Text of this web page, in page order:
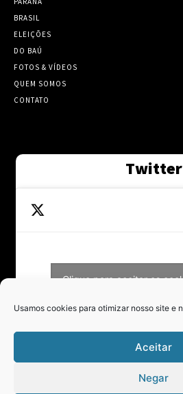
Usamos cookies para otimizar nosso site e
Aceitar
Negar
BRASIL
ELEIÇÕES
DO BAÚ
FOTOS & VÍDEOS
QUEM SOMOS
CONTATO
Twitter
Clique para aceitar os